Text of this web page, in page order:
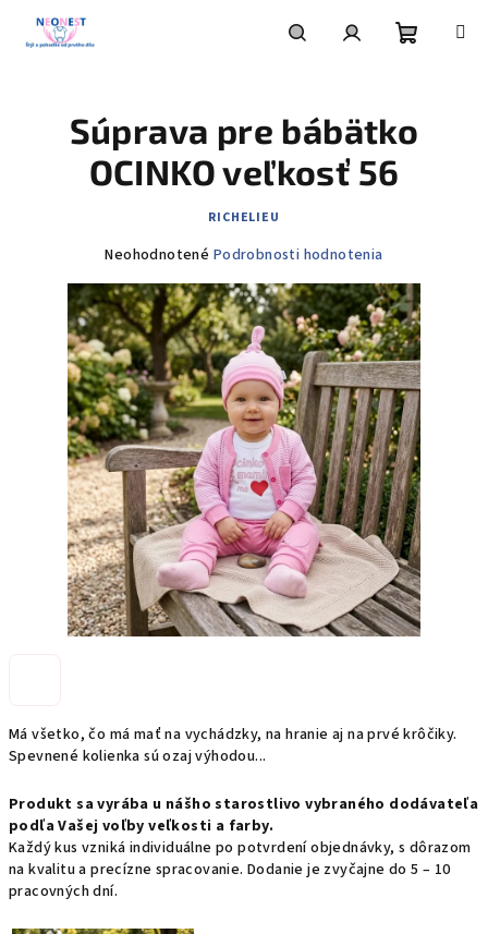
obsah
košík
Má všetko, čo má mať na vychádzky, na hranie aj na prvé krôčiky.
Spevnené kolienka sú ozaj výhodou...
Produkt sa vyrába u nášho starostlivo vybraného dodávateľa
podľa Vašej voľby veľkosti a farby.
Každý kus vzniká individuálne po potvrdení objednávky, s dôrazom
na kvalitu a precízne spracovanie. Dodanie je zvyčajne do 5 – 10
pracovných dní.
Súprava pre bábätko
OCINKO veľkosť 56
RICHELIEU
Priemerné
produktu
je
0,0
z
5
hviezdičiek.
Neohodnotené Podrobnosti hodnotenia